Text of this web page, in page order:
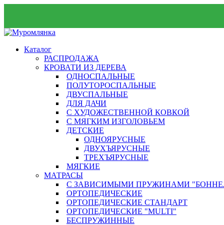
Каталог
РАСПРОДАЖА
КРОВАТИ ИЗ ДЕРЕВА
ОДНОСПАЛЬНЫЕ
ПОЛУТОРОСПАЛЬНЫЕ
ДВУСПАЛЬНЫЕ
ДЛЯ ДАЧИ
С ХУДОЖЕСТВЕННОЙ КОВКОЙ
С МЯГКИМ ИЗГОЛОВЬЕМ
ДЕТСКИЕ
ОДНОЯРУСНЫЕ
ДВУХЪЯРУСНЫЕ
ТРЕХЪЯРУСНЫЕ
МЯГКИЕ
МАТРАСЫ
С ЗАВИСИМЫМИ ПРУЖИНАМИ
ОРТОПЕДИЧЕСКИЕ
ОРТОПЕДИЧЕСКИЕ СТАНДАРТ
ОРТОПЕДИЧЕСКИЕ "MULTI"
БЕСПРУЖИННЫЕ